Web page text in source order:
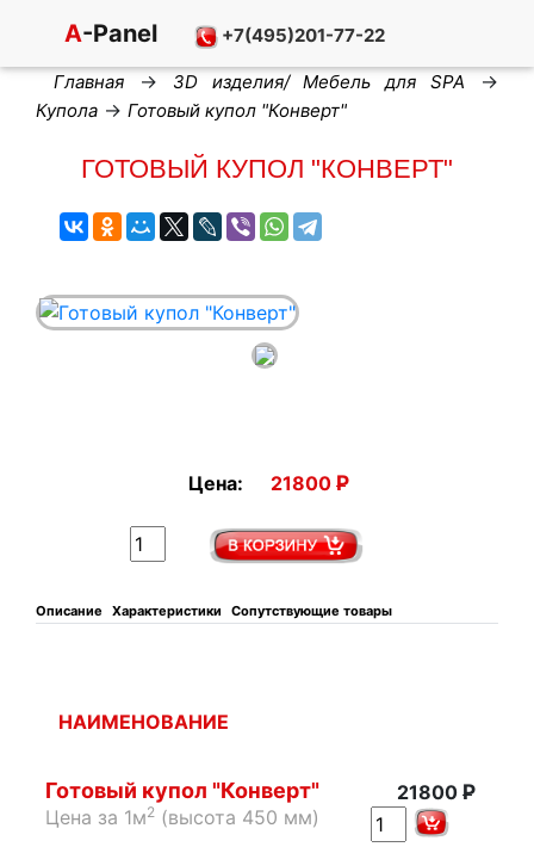
A-Panel +7(495)201-77-22
Главная → 3D изделия/ Мебель для SPA →
Купола → Готовый купол "Конверт"
ГОТОВЫЙ КУПОЛ "КОНВЕРТ"
Цена: 21800 Р
Описание Характеристики Сопутствующие товары
НАИМЕНОВАНИЕ
Готовый купол "Конверт"
Цена за 1м2(высота 450 мм)
21800 Р